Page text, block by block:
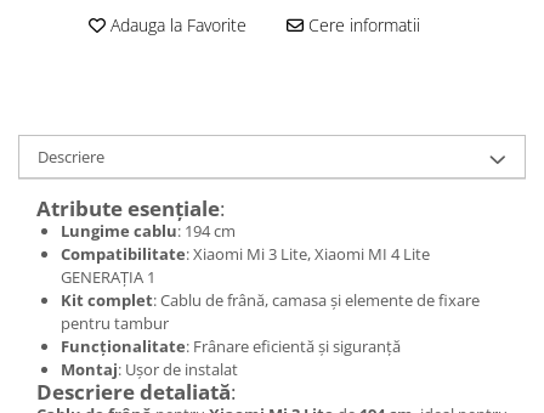
cu-camera
Cauciuc tubeless cu GEL antipană
Accesorii
Trotinete electrice
Biciclete Electrice
Anvelope moto
Camere moto
Anvelope ATV
Cauciucuri bicicleta
Adauga la Favorite Cere informatii
Descriere
Atribute esențiale:
Lungime cablu: 194 cm
Compatibilitate: Xiaomi Mi 3 Lite, Xiaomi MI 4 Lite
GENERAȚIA 1
Kit complet: Cablu de frână, camasa și elemente de fixare
pentru tambur
Funcționalitate: Frânare eficientă și siguranță
Montaj: Ușor de instalat
Descriere detaliată: